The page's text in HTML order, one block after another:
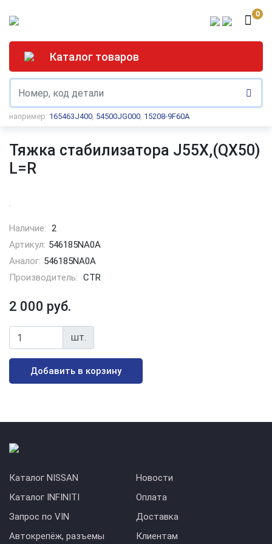
0
Каталог товаров
например: 165463J400, 54500JG000, 15208-9F60A
Тяжка стабилизатора J55X,(QX50)
L=R
Наличие: 2
Артикул: 546185NA0A
Аналог: 546185NA0A
Производитель: CTR
2 000 руб.
шт.
Добавить в корзину
Каталог NISSAN
Каталог INFINITI
Запрос по VIN
Автокрепёж, разъемы
Новости
Оплата
Доставка
Клиентам